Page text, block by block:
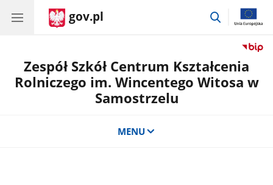
gov.pl
przejdź
Zespół Szkół Centrum Kształcenia
Rolniczego im. Wincentego Witosa w
Samostrzelu
MENU